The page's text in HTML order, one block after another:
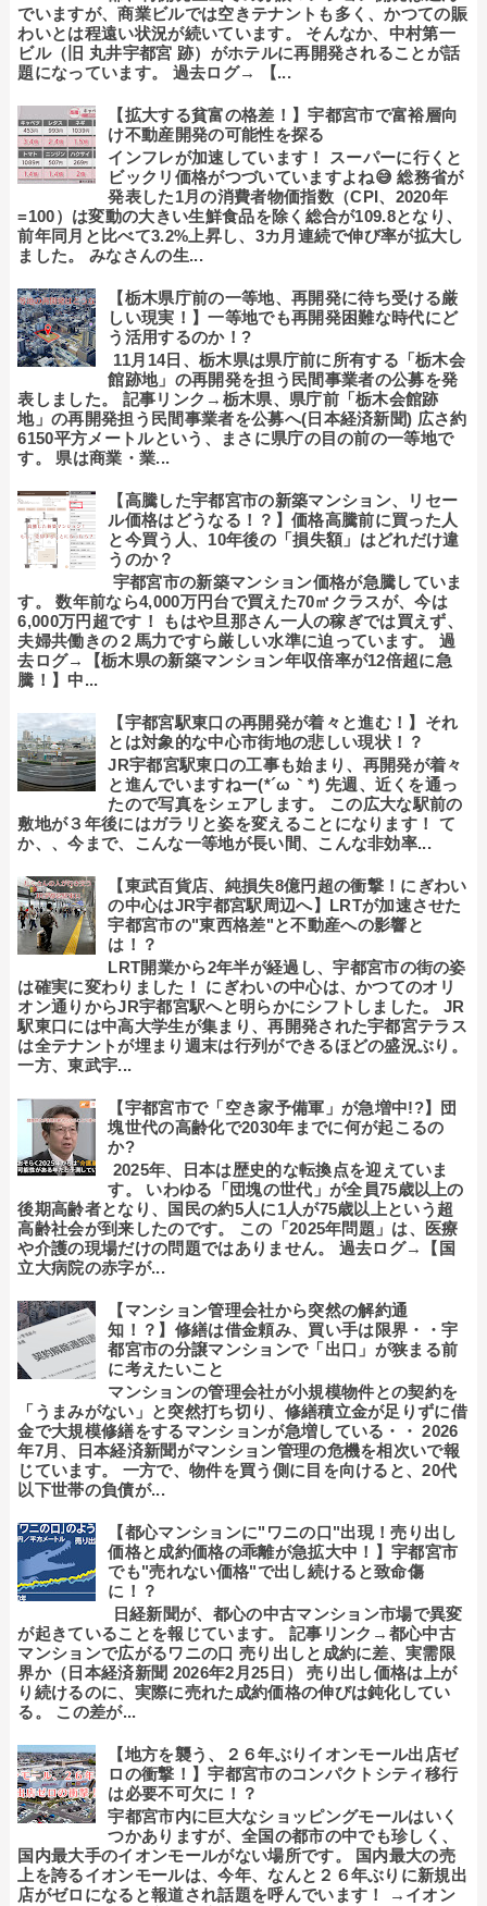
でいますが、商業ビルでは空きテナントも多く、かつての賑
わいとは程遠い状況が続いています。 そんなか、中村第一
ビル（旧 丸井宇都宮 跡）がホテルに再開発されることが話
題になっています。 過去ログ→ 【...
【拡大する貧富の格差！】宇都宮市で富裕層向
け不動産開発の可能性を探る
インフレが加速しています！ スーパーに行くと
ビックリ価格がつづいていますよね😅 総務省が
発表した1月の消費者物価指数（CPI、2020年
=100）は変動の大きい生鮮食品を除く総合が109.8となり、
前年同月と比べて3.2%上昇し、3カ月連続で伸び率が拡大し
ました。 みなさんの生...
【栃木県庁前の一等地、再開発に待ち受ける厳
しい現実！】一等地でも再開発困難な時代にど
う活用するのか！?
11月14日、栃木県は県庁前に所有する「栃木会
館跡地」の再開発を担う民間事業者の公募を発
表しました。 記事リンク→栃木県、県庁前「栃木会館跡
地」の再開発担う民間事業者を公募へ(日本経済新聞) 広さ約
6150平方メートルという、まさに県庁の目の前の一等地で
す。 県は商業・業...
【高騰した宇都宮市の新築マンション、リセー
ル価格はどうなる！？】価格高騰前に買った人
と今買う人、10年後の「損失額」はどれだけ違
うのか？
宇都宮市の新築マンション価格が急騰していま
す。 数年前なら4,000万円台で買えた70㎡クラスが、今は
6,000万円超です！ もはや旦那さん一人の稼ぎでは買えず、
夫婦共働きの２馬力ですら厳しい水準に迫っています。 過
去ログ→【栃木県の新築マンション年収倍率が12倍超に急
騰！】中...
【宇都宮駅東口の再開発が着々と進む！】それ
とは対象的な中心市街地の悲しい現状！？
JR宇都宮駅東口の工事も始まり、再開発が着々
と進んでいますねー(*´ω｀*) 先週、近くを通っ
たので写真をシェアします。 この広大な駅前の
敷地が３年後にはガラリと姿を変えることになります！ て
か、、今まで、こんな一等地が長い間、こんな非効率...
【東武百貨店、純損失8億円超の衝撃！にぎわい
の中心はJR宇都宮駅周辺へ】LRTが加速させた
宇都宮市の"東西格差"と不動産への影響と
は！？
LRT開業から2年半が経過し、宇都宮市の街の姿
は確実に変わりました！ にぎわいの中心は、かつてのオリ
オン通りからJR宇都宮駅へと明らかにシフトしました。 JR
駅東口には中高大学生が集まり、再開発された宇都宮テラス
は全テナントが埋まり週末は行列ができるほどの盛況ぶり。
一方、東武宇...
【宇都宮市で「空き家予備軍」が急増中!?】団
塊世代の高齢化で2030年までに何が起こるの
か?
2025年、日本は歴史的な転換点を迎えていま
す。 いわゆる「団塊の世代」が全員75歳以上の
後期高齢者となり、国民の約5人に1人が75歳以上という超
高齢社会が到来したのです。 この「2025年問題」は、医療
や介護の現場だけの問題ではありません。 過去ログ→【国
立大病院の赤字が...
【マンション管理会社から突然の解約通
知！？】修繕は借金頼み、買い手は限界・・宇
都宮市の分譲マンションで「出口」が狭まる前
に考えたいこと
マンションの管理会社が小規模物件との契約を
「うまみがない」と突然打ち切り、修繕積立金が足りずに借
金で大規模修繕をするマンションが急増している・・ 2026
年7月、日本経済新聞がマンション管理の危機を相次いで報
じています。 一方で、物件を買う側に目を向けると、20代
以下世帯の負債が...
【都心マンションに"ワニの口"出現！売り出し
価格と成約価格の乖離が急拡大中！】宇都宮市
でも"売れない価格"で出し続けると致命傷
に！？
日経新聞が、都心の中古マンション市場で異変
が起きていることを報じています。 記事リンク→都心中古
マンションで広がるワニの口 売り出しと成約に差、実需限
界か（日本経済新聞 2026年2月25日） 売り出し価格は上が
り続けるのに、実際に売れた成約価格の伸びは鈍化してい
る。 この差が...
【地方を襲う、２６年ぶりイオンモール出店ゼ
ロの衝撃！】宇都宮市のコンパクトシティ移行
は必要不可欠に！？
宇都宮市内に巨大なショッピングモールはいく
つかありますが、全国の都市の中でも珍しく、
国内最大手のイオンモールがない場所です。 国内最大の売
上を誇るイオンモールは、今年、なんと２６年ぶりに新規出
店がゼロになると報道され話題を呼んでいます！ →イオン